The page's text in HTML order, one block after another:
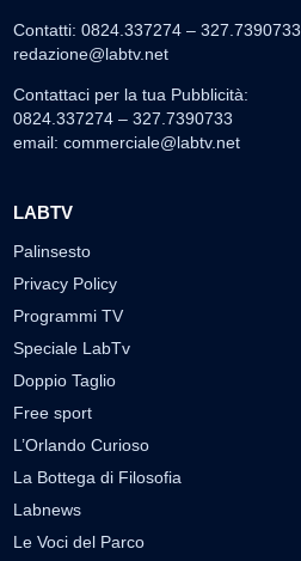
Contatti: 0824.337274 – 327.7390733
redazione@labtv.net
Contattaci per la tua Pubblicità:
0824.337274 – 327.7390733
email: commerciale@labtv.net
LABTV
Palinsesto
Privacy Policy
Programmi TV
Speciale LabTv
Doppio Taglio
Free sport
L’Orlando Curioso
La Bottega di Filosofia
Labnews
Le Voci del Parco